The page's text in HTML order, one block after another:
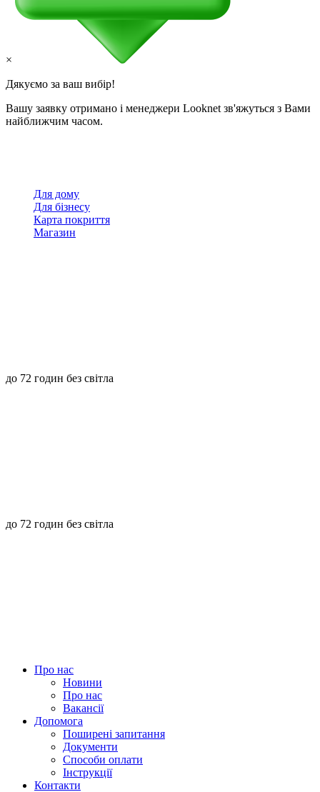
×
Дякуємо за ваш вибір!
Вашу заявку отримано і менеджери Looknet зв'яжуться з Вами
найближчим часом.
Для дому
Для бізнесу
Карта покриття
Магазин
до 72 годин без світла
до 72 годин без світла
Про нас
Новини
Про нас
Вакансії
Допомога
Поширені запитання
Документи
Способи оплати
Інструкції
Контакти